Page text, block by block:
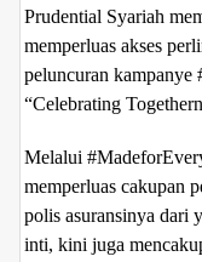
Prudential Syariah
memperluas akses
peluncuran
“Celebrating
Melalui
memperluas cakupan
polis asuransinya dari
inti, kini juga